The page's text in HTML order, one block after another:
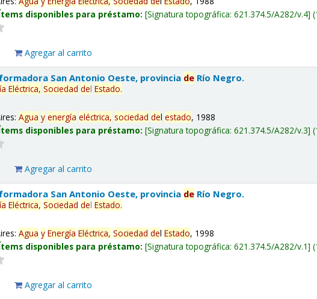
disponibles para préstamo: Signatura topográfica:621.374.5/A282/v.4
Agregar al carrito
San Antonio Oeste, provincia de Río Negro.
Eléctrica, Sociedad delEstado.
Agua y energía eléctrica, sociedad delestado, 1988
disponibles para préstamo: Signatura topográfica:621.374.5/A282/v.3
Agregar al carrito
San Antonio Oeste, provincia de Río Negro.
Eléctrica, Sociedad delEstado.
Agua y Energía Eléctrica, Sociedad delEstado, 1998
disponibles para préstamo: Signatura topográfica:621.374.5/A282/v.1
Agregar al carrito